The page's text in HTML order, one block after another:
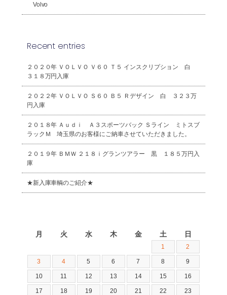
Volvo
Recent entries
２０２０年 ＶＯＬＶＯ Ｖ６０ Ｔ５ インスクリプション 白
３１８万円入庫
２０２２年 ＶＯＬＶＯ Ｓ６０ Ｂ５ Ｒデザイン 白 ３２３万
円入庫
２０１８年 Ａｕｄｉ Ａ３スポーツバック Ｓライン ミトスブ
ラックＭ 埼玉県のお客様にご納車させていただきました。
２０１９年 ＢＭＷ ２１８ｉグランツアラー 黒 １８５万円入
庫
★新入庫車輌のご紹介★
月 火 水 木 金 土 日
1 2
3 4 5 6 7 8 9
10 11 12 13 14 15 16
17 18 19 20 21 22 23